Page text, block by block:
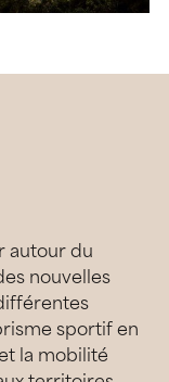
autour du
nouvelles
sportif en
la mobilité